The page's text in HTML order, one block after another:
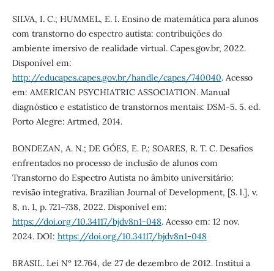
SILVA, I. C.; HUMMEL, E. I. Ensino de matemática para alunos
com transtorno do espectro autista: contribuições do
ambiente imersivo de realidade virtual. Capes.gov.br, 2022.
Disponível em:
http://educapes.capes.gov.br/handle/capes/740040. Acesso
em: AMERICAN PSYCHIATRIC ASSOCIATION. Manual
diagnóstico e estatístico de transtornos mentais: DSM-5. 5. ed.
Porto Alegre: Artmed, 2014.
BONDEZAN, A. N.; DE GÓES, E. P.; SOARES, R. T. C. Desafios
enfrentados no processo de inclusão de alunos com
Transtorno do Espectro Autista no âmbito universitário:
revisão integrativa. Brazilian Journal of Development, [S. l.], v.
8, n. 1, p. 721–738, 2022. Disponível em:
https://doi.org/10.34117/bjdv8n1-048. Acesso em: 12 nov.
2024. DOI: https://doi.org/10.34117/bjdv8n1-048
BRASIL. Lei Nº 12.764, de 27 de dezembro de 2012. Institui a